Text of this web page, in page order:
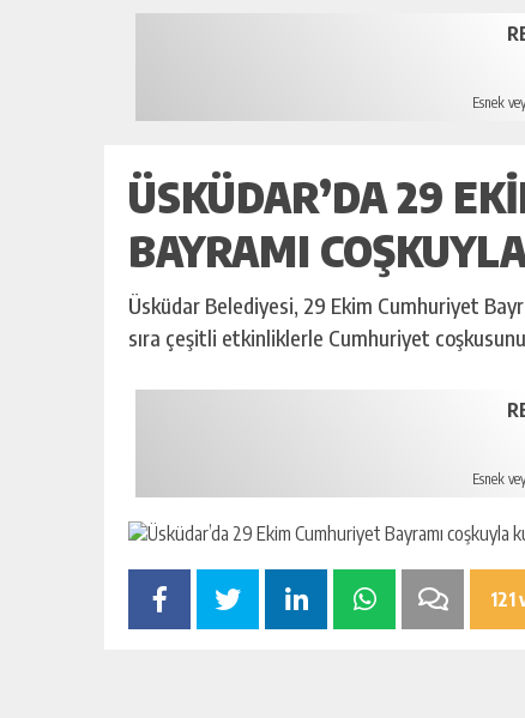
Esnek
ÜSKÜDAR’DA 29
BAYRAMI
Üsküdar Belediyesi, 29 Ekim Cumhuriyet
sıra çeşitli etkinliklerle Cumhuriyet
Esnek
121